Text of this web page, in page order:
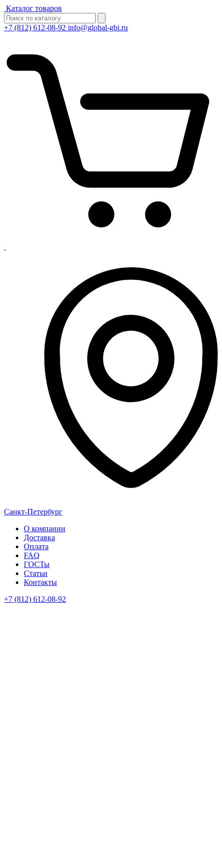
Каталог товаров
+7 (812) 612-08-92 info@global-gbi.ru
Санкт-Петербург
О компании
Доставка
Оплата
FAQ
ГОСТы
Статьи
Контакты
+7 (812) 612-08-92